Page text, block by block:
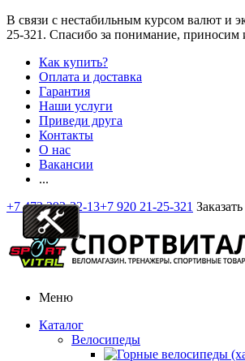
В связи с нестабильным курсом валют и
25-321 . Спасибо за понимание, приносим
Как купить?
Оплата и доставка
Гарантия
Наши услуги
Приведи друга
Контакты
О нас
Вакансии
...
+7 473 292-32-13+7 920 21-25-321
Меню
Каталог
Велосипеды